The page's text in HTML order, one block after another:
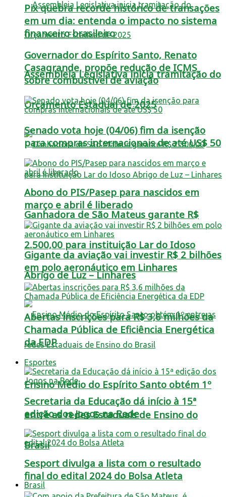
Assembleia Legislativa inicia tramitação do
Orçamento Estadual de 2025
Ganhadora de São Mateus garante R$
2.500,00 para instituição Lar do Idoso
Abrigo de Luz – Linhares
Ensino Médio do Espírito Santo obtém 1º
entre as redes Estaduais de Ensino do
Brasil
Brasil
Pix quebra recorde histórico de transações
em um dia: entenda o impacto no sistema
financeiro brasileiro
Governador do Espírito Santo, Renato
Casagrande, propõe redução de ICMS
sobre combustível de aviação
Senado vota hoje (04/06) fim da isenção
para compras internacionais de até US$ 50
Abono do PIS/Pasep para nascidos em
março e abril é liberado
Gigante da aviação vai investir R$ 2 bilhões
em polo aeronáutico em Linhares
Abertas inscrições para R$ 3,6 milhões da
Chamada Pública de Eficiência Energética
da EDP
Esportes
Secretaria da Educação dá início à 15ª
edição dos Jogos na Rede
Sesport divulga a lista com o resultado
final do edital 2024 do Bolsa Atleta